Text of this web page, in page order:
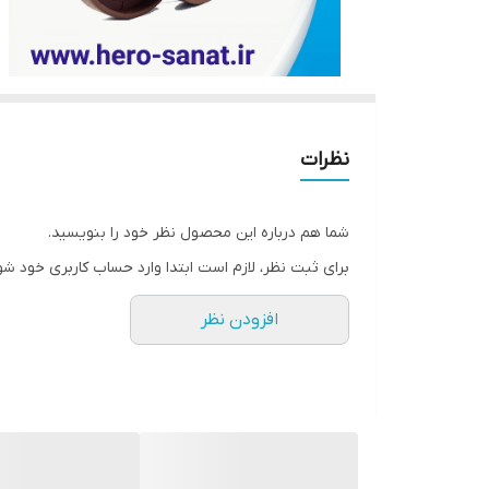
نظرات
شما هم درباره این محصول نظر خود را بنویسید.
برای ثبت نظر، لازم است ابتدا وارد حساب کاربری خود
افزودن نظر